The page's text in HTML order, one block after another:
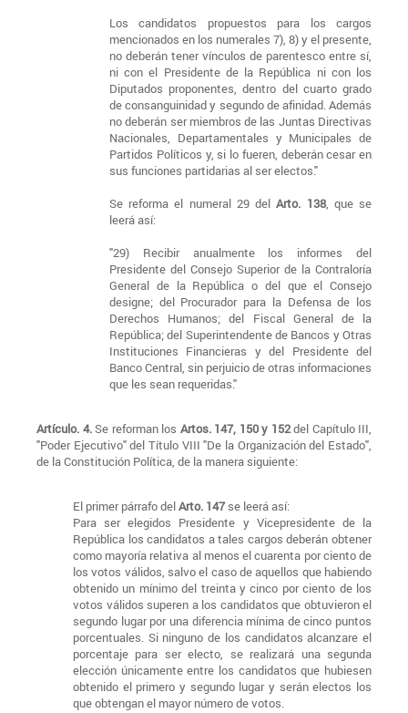
Los candidatos propuestos para los cargos
mencionados en los numerales 7), 8) y el presente,
no deberán tener vínculos de parentesco entre sí,
ni con el Presidente de la República ni con los
Diputados proponentes, dentro del cuarto grado
de consanguinidad y segundo de afinidad. Además
no deberán ser miembros de las Juntas Directivas
Nacionales, Departamentales y Municipales de
Partidos Políticos y, si lo fueren, deberán cesar en
sus funciones partidarias al ser electos."
Se reforma el numeral 29 delArto. 138, que se
leerá así:
"29) Recibir anualmente los informes del
Presidente del Consejo Superior de la Contraloría
General de la República o del que el Consejo
designe; del Procurador para la Defensa de los
Derechos Humanos; del Fiscal General de la
República; del Superintendente de Bancos y Otras
Instituciones Financieras y del Presidente del
Banco Central, sin perjuicio de otras informaciones
que les sean requeridas."
Artículo. 4.Se reforman los Artos. 147, 150 y 152del Capítulo III,
"Poder Ejecutivo" del Título VIII "De la Organización del Estado",
de la Constitución Política, de la manera siguiente:
El primer párrafo delArto. 147se leerá así:
Para ser elegidos Presidente y Vicepresidente de la
República los candidatos a tales cargos deberán obtener
como mayoría relativa al menos el cuarenta por ciento de
los votos válidos, salvo el caso de aquellos que habiendo
obtenido un mínimo del treinta y cinco por ciento de los
votos válidos superen a los candidatos que obtuvieron el
segundo lugar por una diferencia mínima de cinco puntos
porcentuales. Si ninguno de los candidatos alcanzare el
porcentaje para ser electo, se realizará una segunda
elección únicamente entre los candidatos que hubiesen
obtenido el primero y segundo lugar y serán electos los
que obtengan el mayor número de votos.